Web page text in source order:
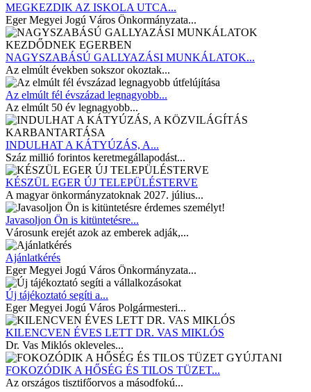
MEGKEZDIK AZ ISKOLA UTCA...
Eger Megyei Jogú Város Önkormányzata...
NAGYSZABÁSÚ GALLYAZÁSI MUNKÁLATOK...
Az elmúlt években sokszor okoztak...
Az elmúlt fél évszázad legnagyobb...
Az elmúlt 50 év legnagyobb...
INDULHAT A KÁTYÚZÁS, A...
Száz millió forintos keretmegállapodást...
KÉSZÜL EGER ÚJ TELEPÜLÉSTERVE
A magyar önkormányzatoknak 2027. július...
Javasoljon Ön is kitüntetésre...
Városunk erejét azok az emberek adják,...
Ajánlatkérés
Eger Megyei Jogú Város Önkormányzata...
Új tájékoztató segíti a...
Eger Megyei Jogú Város Polgármesteri...
KILENCVEN ÉVES LETT DR. VAS MIKLÓS
Dr. Vas Miklós okleveles...
FOKOZÓDIK A HŐSÉG ÉS TILOS TÜZET...
Az országos tisztifőorvos a másodfokú...